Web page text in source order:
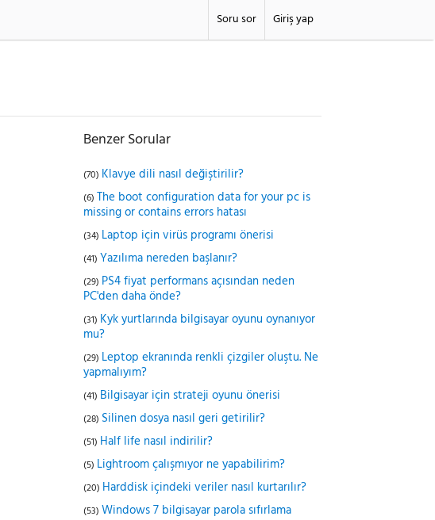
Giriş yap
Soru sor
Benzer Sorular
(70) Klavye dili nasıl değiştirilir?
(6) The boot configuration data for your pc is
missing or contains errors hatası
(34) Laptop için virüs programı önerisi
(41) Yazılıma nereden başlanır?
(29) PS4 fiyat performans açısından neden
PC'den daha önde?
(31) Kyk yurtlarında bilgisayar oyunu oynanıyor
mu?
(29) Leptop ekranında renkli çizgiler oluştu. Ne
yapmalıyım?
(41) Bilgisayar için strateji oyunu önerisi
(28) Silinen dosya nasıl geri getirilir?
(51) Half life nasıl indirilir?
(5) Lightroom çalışmıyor ne yapabilirim?
(20) Harddisk içindeki veriler nasıl kurtarılır?
(53) Windows 7 bilgisayar parola sıfırlama